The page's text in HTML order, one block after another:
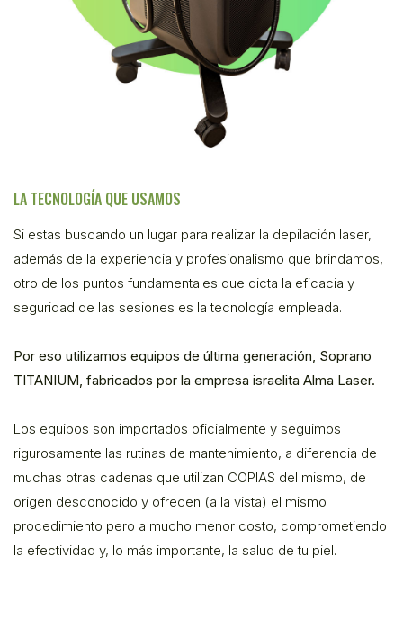
LA TECNOLOGÍA QUE USAMOS
Si estas buscando un lugar para realizar la depilación laser,
además de la experiencia y profesionalismo que brindamos,
otro de los puntos fundamentales que dicta la eficacia y
seguridad de las sesiones es la tecnología empleada.
Por eso utilizamos equipos de última generación, Soprano
TITANIUM, fabricados por la empresa israelita Alma Laser.
Los equipos son importados oficialmente y seguimos
rigurosamente las rutinas de mantenimiento, a diferencia de
muchas otras cadenas que utilizan COPIAS del mismo, de
origen desconocido y ofrecen (a la vista) el mismo
procedimiento pero a mucho menor costo, comprometiendo
la efectividad y, lo más importante, la salud de tu piel.